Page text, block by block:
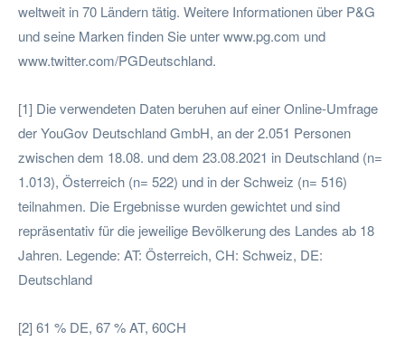
weltweit in 70 Ländern tätig. Weitere Informationen über P&G
und seine Marken finden Sie unter www.pg.com und
www.twitter.com/PGDeutschland.
[1] Die verwendeten Daten beruhen auf einer Online-Umfrage
der YouGov Deutschland GmbH, an der 2.051 Personen
zwischen dem 18.08. und dem 23.08.2021 in Deutschland (n=
1.013), Österreich (n= 522) und in der Schweiz (n= 516)
teilnahmen. Die Ergebnisse wurden gewichtet und sind
repräsentativ für die jeweilige Bevölkerung des Landes ab 18
Jahren. Legende: AT: Österreich, CH: Schweiz, DE:
Deutschland
[2] 61 % DE, 67 % AT, 60CH